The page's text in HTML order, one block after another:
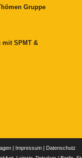
Gruppe
mit SPMT &
| Impressum | Datenschutz